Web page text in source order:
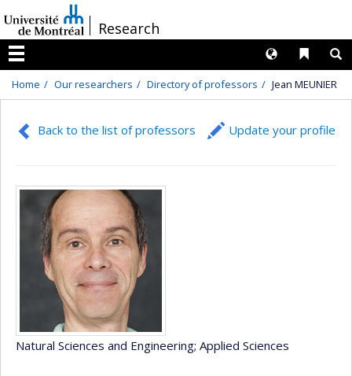
au
contenu
/Research
Menu
Liens
Langues
Home Our researchers Directory of professors Jean MEUNIER
Back to the list of professors Update your profile
Natural Sciences and Engineering; Applied Sciences